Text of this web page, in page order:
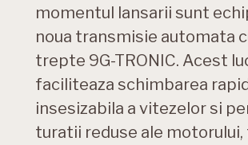
momentul lansarii sunt
noua transmisie automata
trepte 9G-TRONIC. Acest
faciliteaza schimbarea
insesizabila a vitezelor si
turatii reduse ale